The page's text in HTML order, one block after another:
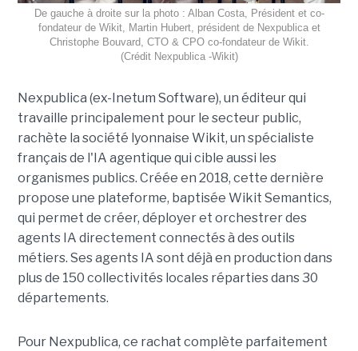
De gauche à droite sur la photo : Alban Costa, Président et co-
fondateur de Wikit, Martin Hubert, président de Nexpublica et
Christophe Bouvard, CTO & CPO co-fondateur de Wikit.
(Crédit Nexpublica -Wikit)
Nexpublica (ex-Inetum Software), un éditeur qui
travaille principalement pour le secteur public,
rachète la société lyonnaise Wikit, un spécialiste
français de l'IA agentique qui cible aussi les
organismes publics. Créée en 2018, cette dernière
propose une plateforme, baptisée Wikit Semantics,
qui permet de créer, déployer et orchestrer des
agents IA directement connectés à des outils
métiers. Ses agents IA sont déjà en production dans
plus de 150 collectivités locales réparties dans 30
départements.
Pour Nexpublica, ce rachat complète parfaitement